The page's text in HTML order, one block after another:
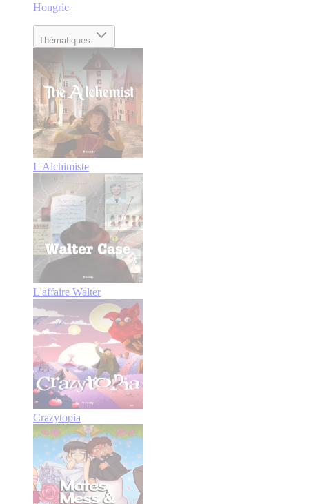
Hongrie
Thématiques
L'Alchimiste
L'affaire Walter
Crazytopia